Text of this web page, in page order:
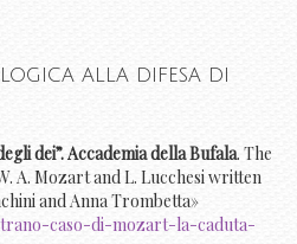
alla difesa di
dei”. Accademia della Bufala. The
A. Mozart and L. Lucchesi written
and Anna Trombetta»
caso-di-mozart-la-caduta-